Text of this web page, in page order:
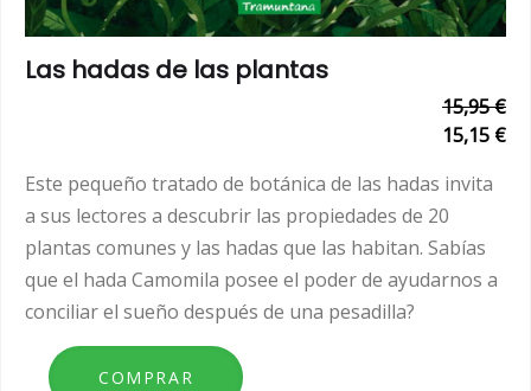
Las hadas de las plantas
15,95 €
15,15 €
Este pequeño tratado de botánica de las hadas invita
a sus lectores a descubrir las propiedades de 20
plantas comunes y las hadas que las habitan. Sabías
que el hada Camomila posee el poder de ayudarnos a
conciliar el sueño después de una pesadilla?